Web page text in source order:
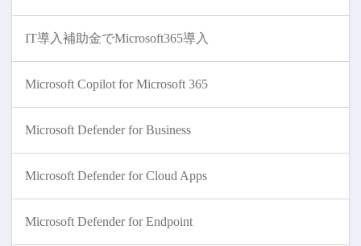
IT導入補助金でMicrosoft365導入
Microsoft Copilot for Microsoft 365
Microsoft Defender for Business
Microsoft Defender for Cloud Apps
Microsoft Defender for Endpoint